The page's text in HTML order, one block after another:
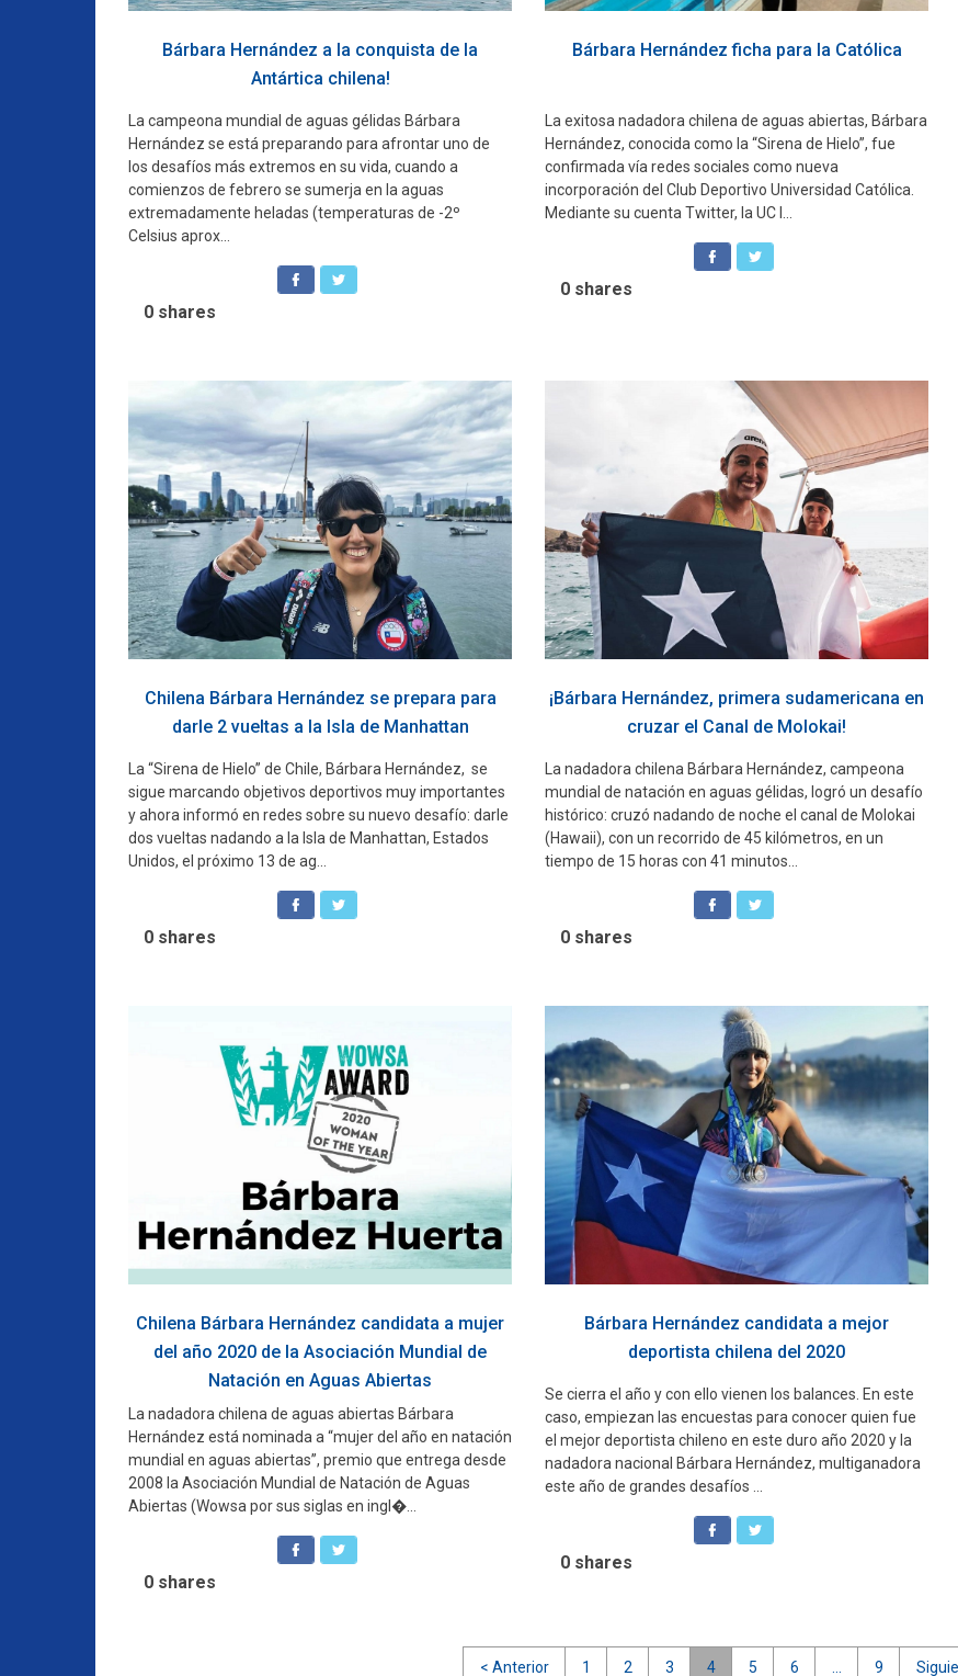
Bárbara Hernández a la conquista de la
Antártica chilena!
La campeona mundial de aguas gélidas Bárbara
Hernández se está preparando para afrontar uno de
los desafíos más extremos en su vida, cuando a
comienzos de febrero se sumerja en la aguas
extremadamente heladas (temperaturas de -2º
Celsius aprox...
0 shares
Bárbara Hernández ficha para la Católica
La exitosa nadadora chilena de aguas abiertas, Bárbara
Hernández, conocida como la “Sirena de Hielo”, fue
confirmada vía redes sociales como nueva
incorporación del Club Deportivo Universidad Católica.
Mediante su cuenta Twitter, la UC l...
0 shares
Chilena Bárbara Hernández se prepara para
darle 2 vueltas a la Isla de Manhattan
La “Sirena de Hielo” de Chile, Bárbara Hernández, se
sigue marcando objetivos deportivos muy importantes
y ahora informó en redes sobre su nuevo desafío: darle
dos vueltas nadando a la Isla de Manhattan, Estados
Unidos, el próximo 13 de ag...
0 shares
¡Bárbara Hernández, primera sudamericana en
cruzar el Canal de Molokai!
La nadadora chilena Bárbara Hernández, campeona
mundial de natación en aguas gélidas, logró un desafío
histórico: cruzó nadando de noche el canal de Molokai
(Hawaii), con un recorrido de 45 kilómetros, en un
tiempo de 15 horas con 41 minutos...
0 shares
Chilena Bárbara Hernández candidata a mujer
del año 2020 de la Asociación Mundial de
Natación en Aguas Abiertas
La nadadora chilena de aguas abiertas Bárbara
Hernández está nominada a “mujer del año en natación
mundial en aguas abiertas”, premio que entrega desde
2008 la Asociación Mundial de Natación de Aguas
Abiertas (Wowsa por sus siglas en ingl�...
0 shares
Bárbara Hernández candidata a mejor
deportista chilena del 2020
Se cierra el año y con ello vienen los balances. En este
caso, empiezan las encuestas para conocer quien fue
el mejor deportista chileno en este duro año 2020 y la
nadadora nacional Bárbara Hernández, multiganadora
este año de grandes desafíos ...
0 shares
< Anterior 1 2 3 4 5 6 9